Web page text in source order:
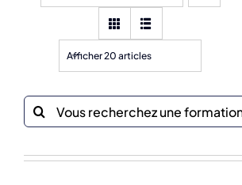
Afficher 20 articles
Recherche
sur